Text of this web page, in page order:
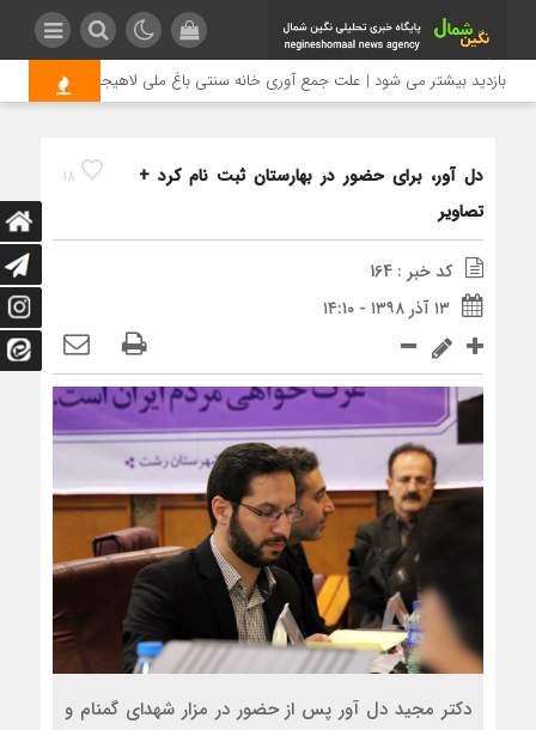
بازدید بیشتر می شود | علت جمع آوری خانه سنتی باغ ملی لاهیجان چیست؟
18
دل آور، برای حضور در بهارستان ثبت نام کرد +
تصاویر
کد خبر : 164
۱۳ آذر ۱۳۹۸ - ۱۴:۱۰
دکتر مجید دل آور پس از حضور در مزار شهدای گمنام و